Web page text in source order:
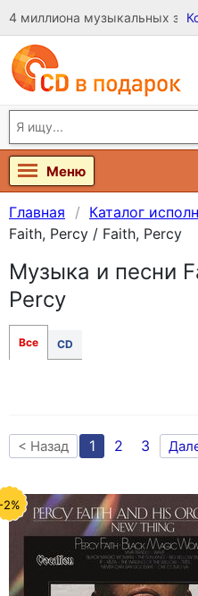
4 миллиона музыкальных
Меню
Главная Каталог
Faith, Percy / Faith, Percy
Музыка и песни
Percy
Все CD
< Назад 1 2 3
2%